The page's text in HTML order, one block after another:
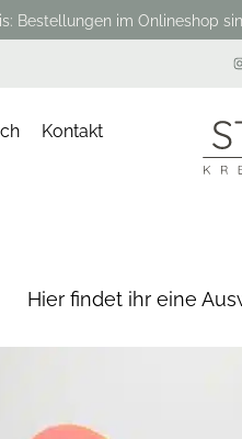
Bestellungen im Onlineshop
Kontakt
Hier findet ihr eine